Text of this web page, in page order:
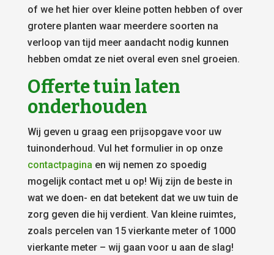
of we het hier over kleine potten hebben of over
grotere planten waar meerdere soorten na
verloop van tijd meer aandacht nodig kunnen
hebben omdat ze niet overal even snel groeien.
Offerte tuin laten
onderhouden
Wij geven u graag een prijsopgave voor uw
tuinonderhoud. Vul het formulier in op onze
contactpagina en wij nemen zo spoedig
mogelijk contact met u op! Wij zijn de beste in
wat we doen- en dat betekent dat we uw tuin de
zorg geven die hij verdient. Van kleine ruimtes,
zoals percelen van 15 vierkante meter of 1000
vierkante meter – wij gaan voor u aan de slag!